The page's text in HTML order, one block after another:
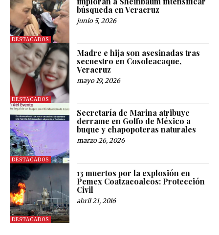
DESTACADOS
búsqueda en Veracruz
junio 5, 2026
DESTACADOS
Madre e hija son asesinadas tras
secuestro en Cosoleacaque,
Veracruz
mayo 19, 2026
DESTACADOS
Secretaría de Marina atribuye
derrame en Golfo de México a
buque y chapopoteras naturales
marzo 26, 2026
DESTACADOS
13 muertos por la explosión en
Pemex Coatzacoalcos: Protección
Civil
abril 21, 2016